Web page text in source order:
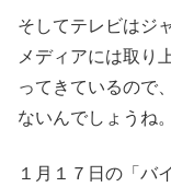
そしてテレビはジ
メディアには取り
ってきているので
ないんでしょうね。
１月１７日の「バ